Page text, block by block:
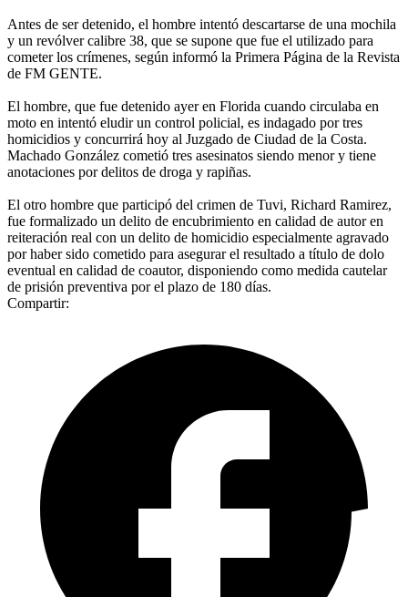
Antes de ser detenido, el hombre intentó descartarse de una mochila
y un revólver calibre 38, que se supone que fue el utilizado para
cometer los crímenes, según informó la Primera Página de la Revista
de FM GENTE.
El hombre, que fue detenido ayer en Florida cuando circulaba en
moto en intentó eludir un control policial, es indagado por tres
homicidios y concurrirá hoy al Juzgado de Ciudad de la Costa.
Machado González cometió tres asesinatos siendo menor y tiene
anotaciones por delitos de droga y rapiñas.
El otro hombre que participó del crimen de Tuvi, Richard Ramirez,
fue formalizado un delito de encubrimiento en calidad de autor en
reiteración real con un delito de homicidio especialmente agravado
por haber sido cometido para asegurar el resultado a título de dolo
eventual en calidad de coautor, disponiendo como medida cautelar
de prisión preventiva por el plazo de 180 días.
Compartir: